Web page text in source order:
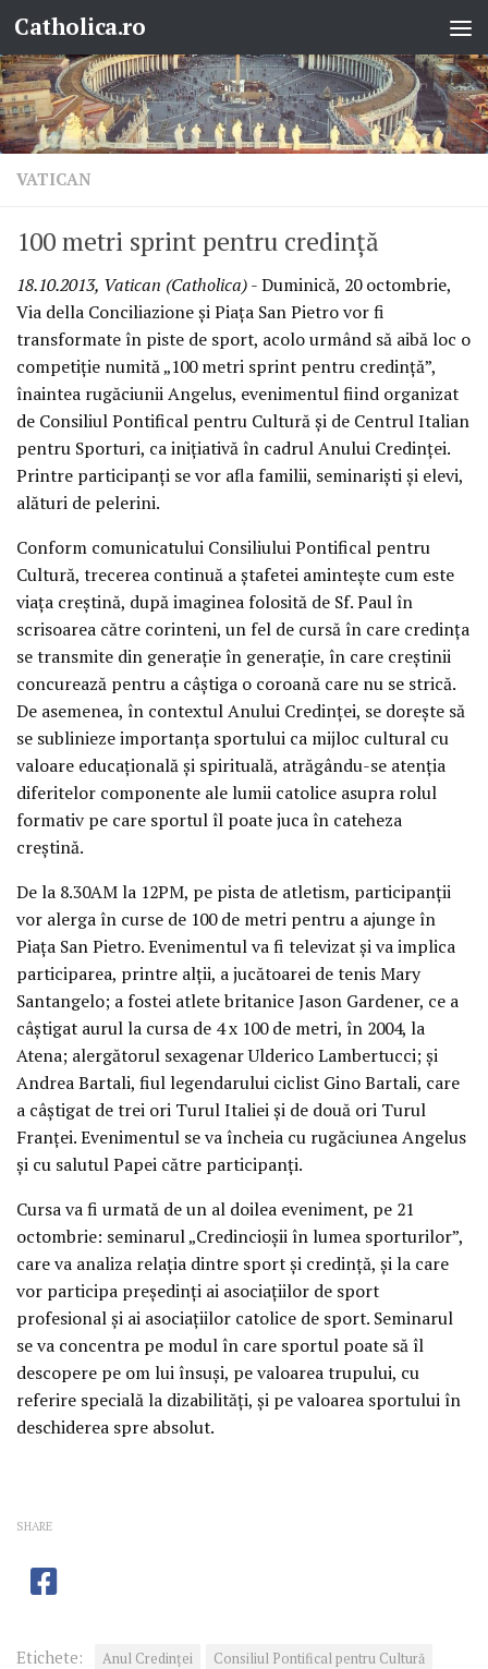
Skip to content
Catholica.ro
VATICAN
100 metri sprint pentru credinţă
18.10.2013, Vatican (Catholica)- Duminică, 20 octombrie,
Via della Conciliazione şi Piaţa San Pietro vor fi
transformate în piste de sport, acolo urmând să aibă loc o
competiţie numită „100 metri sprint pentru credinţă”,
înaintea rugăciunii Angelus, evenimentul fiind organizat
de Consiliul Pontifical pentru Cultură şi de Centrul Italian
pentru Sporturi, ca iniţiativă în cadrul Anului Credinţei.
Printre participanţi se vor afla familii, seminarişti şi elevi,
alături de pelerini.
Conform comunicatului Consiliului Pontifical pentru
Cultură, trecerea continuă a ştafetei aminteşte cum este
viaţa creştină, după imaginea folosită de Sf. Paul în
scrisoarea către corinteni, un fel de cursă în care credinţa
se transmite din generaţie în generaţie, în care creştinii
concurează pentru a câştiga o coroană care nu se strică.
De asemenea, în contextul Anului Credinţei, se doreşte să
se sublinieze importanţa sportului ca mijloc cultural cu
valoare educaţională şi spirituală, atrăgându-se atenţia
diferitelor componente ale lumii catolice asupra rolul
formativ pe care sportul îl poate juca în cateheza
creştină.
De la 8.30AM la 12PM, pe pista de atletism, participanţii
vor alerga în curse de 100 de metri pentru a ajunge în
Piaţa San Pietro. Evenimentul va fi televizat şi va implica
participarea, printre alţii, a jucătoarei de tenis Mary
Santangelo; a fostei atlete britanice Jason Gardener, ce a
câştigat aurul la cursa de 4 x 100 de metri, în 2004, la
Atena; alergătorul sexagenar Ulderico Lambertucci; şi
Andrea Bartali, fiul legendarului ciclist Gino Bartali, care
a câştigat de trei ori Turul Italiei şi de două ori Turul
Franţei. Evenimentul se va încheia cu rugăciunea Angelus
şi cu salutul Papei către participanţi.
Cursa va fi urmată de un al doilea eveniment, pe 21
octombrie: seminarul „Credincioşii în lumea sporturilor”,
care va analiza relaţia dintre sport şi credinţă, şi la care
vor participa preşedinţi ai asociaţiilor de sport
profesional şi ai asociaţiilor catolice de sport. Seminarul
se va concentra pe modul în care sportul poate să îl
descopere pe om lui însuşi, pe valoarea trupului, cu
referire specială la dizabilităţi, şi pe valoarea sportului în
deschiderea spre absolut.
SHARE
Etichete: Anul Credinţei
Consiliul Pontifical pentru Cultură